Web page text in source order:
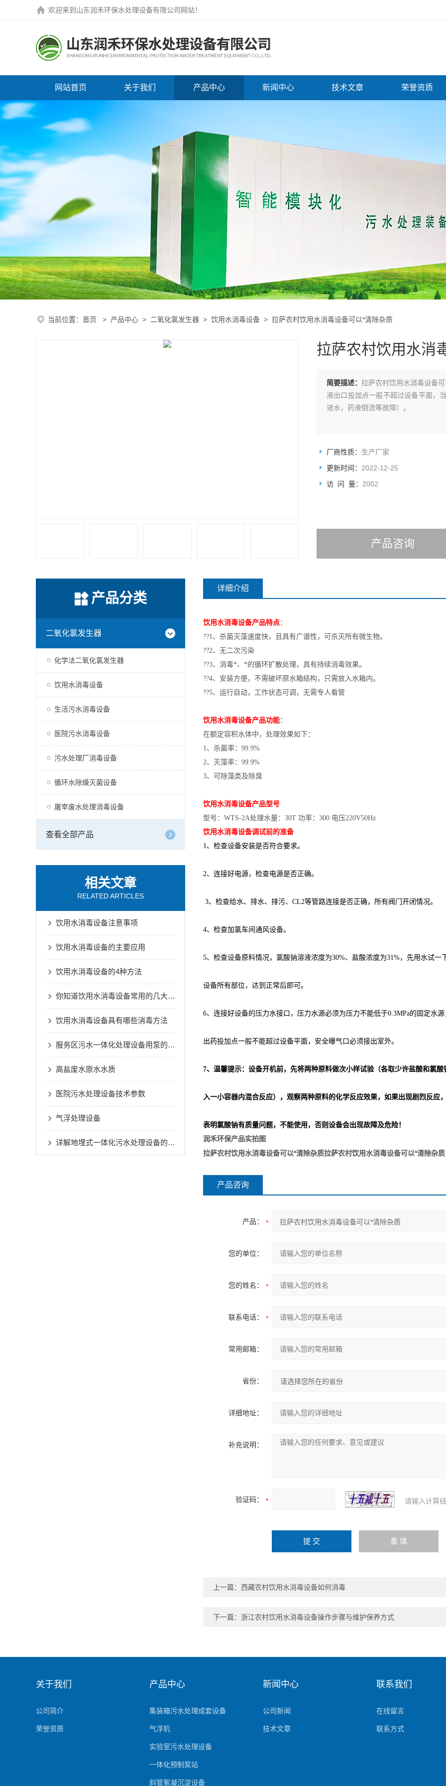
欢迎来到 山东润禾环保水处理设备有限公司网站！
网站首页 关于我们 产品中心 新闻中心 技术文章 荣誉资质
当前位置： 首页 > 产品中心 > 二氧化氯发生器 > 饮用水消毒设备 > 拉萨农村饮用水消毒设备可以*清除杂质
拉萨农村饮用水消
简要描述： 拉萨农村饮用水消毒设备
液出口投加点一般不超过设备平面，
进水，药液倒流等故障）。
厂商性质： 生产厂家
更新时间： 2022-12-25
访 问 量： 2002
产品咨询
产品分类
二氧化氯发生器
化学法二氧化氯发生器
饮用水消毒设备
生活污水消毒设备
医院污水消毒设备
污水处理厂消毒设备
循环水除燥灭菌设备
屠宰废水处理消毒设备
查看全部产品
相关文章
RELATED ARTICLES
饮用水消毒设备注意事项
饮用水消毒设备的主要应用
饮用水消毒设备的4种方法
你知道饮用水消毒设备常用的几大类吗
饮用水消毒设备具有哪些消毒方法
服务区污水一体化处理设备用泵的结构原理和特性
高盐废水原水水质
医院污水处理设备技术参数
气浮处理设备
详解地埋式一体化污水处理设备的操作流程
详细介绍
饮用水消毒设备产品特点：
??1、杀菌灭藻速度快，且具有广谱性，可杀灭所有微生物。
??2、无二次污染
??3、消毒*、*的循环扩散处理，具有持续消毒效果。
??4、安装方便，不需破坏原水箱结构，只需放入水箱内。
??5、运行自动，工作状态可调，无需专人看管
饮用水消毒设备产品功能：
在额定容积水体中，处理效果如下：
1、杀菌率：99.9%
2、灭藻率：99.9%
3、可除藻类及除臭
饮用水消毒设备产品型号
型号：WTS-2A处理水量：30T 功率：300 电压220V50Hz
饮用水消毒设备调试前的准备
1、检查设备安装是否符合要求。
2、连接好电源，检查电源是否正确。
3、检查给水、排水、排污、CL2等管路连接是否正确，所有阀门开闭情况。
4、检查加氯车间通风设备。
5、检查设备原料情况，氯酸钠溶液浓度为30%、盐酸浓度为31%，先用水试一
设备所有部位，达到正常后即可。
6、连接好设备的压力水接口，压力水源必须为压力不能低于0.3MPa的固定水源
出药投加点一般不能超过设备平面，安全曝气口必须接出室外。
7、温馨提示：设备开机前，先将两种原料做次小样试验（各取少许盐酸和氯酸
入一小容器内混合反应），观察两种原料的化学反应效果，如果出现剧烈反应
表明氯酸钠有质量问题，不能使用，否则设备会出现故障及危险！
润禾环保产品实拍图
拉萨农村饮用水消毒设备可以*清除杂质拉萨农村饮用水消毒设备可以*清除杂质
产品咨询
产品：
您的单位：
您的姓名：
联系电话：
常用邮箱：
省份：
详细地址：
补充说明：
验证码： 请输入计算
上一篇： 西藏农村饮用水消毒设备如何消毒
下一篇： 浙江农村饮用水消毒设备操作步骤与维护保养方式
关于我们
公司简介
荣誉资质
产品中心
集装箱污水处理成套设备
气浮机
实验室污水处理设备
一体化预制泵站
斜管絮凝沉淀设备
新闻中心
公司新闻
技术文章
联系我们
在线留言
联系方式